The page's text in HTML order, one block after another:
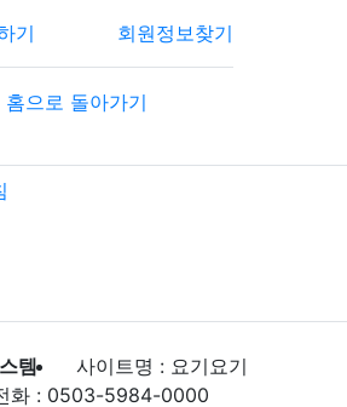
기 회원정보찾기
홈으로 돌아가기
템
사이트명 : 요기요기
화 : 0503-5984-0000